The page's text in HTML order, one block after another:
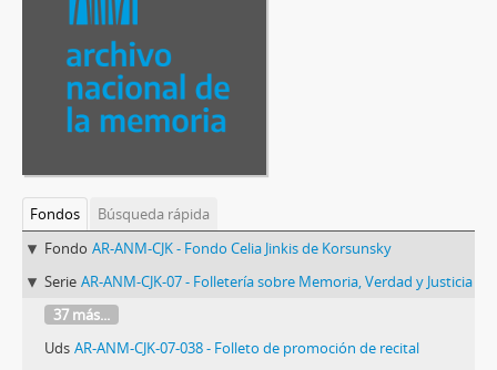
Fondos
Búsqueda rápida
Fondo AR-ANM-CJK - Fondo Celia Jinkis de Korsunsky
Serie AR-ANM-CJK-07 - Folletería sobre Memoria, Verdad y Justicia
37 más...
Uds AR-ANM-CJK-07-038 - Folleto de promoción de recital